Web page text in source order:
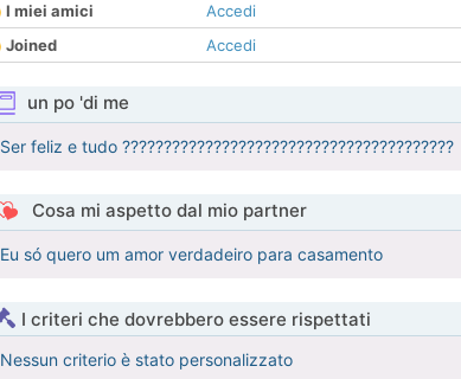
I miei amici
Accedi
Joined
Accedi
un po 'di me
Ser feliz e tudo ????????????????????????????????????????
Cosa mi aspetto dal mio partner
Eu só quero um amor verdadeiro para casamento
I criteri che dovrebbero essere rispettati
Nessun criterio è stato personalizzato